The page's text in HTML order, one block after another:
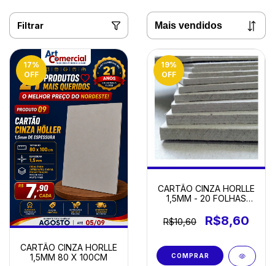
Filtrar
17%
OFF
CARTÃO CINZA HORLLE
1,5MM 80 X 100CM
19%
OFF
CARTÃO CINZA HORLLE
1,5MM - 20 FOLHAS
R$10,60
R$8,60